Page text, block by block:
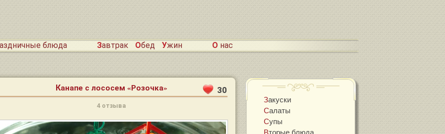
Завтрак Обед Ужин О нас
блюда
Канапе с лососем «Розочка» 30
4 отзыва
Закуски
Салаты
Супы